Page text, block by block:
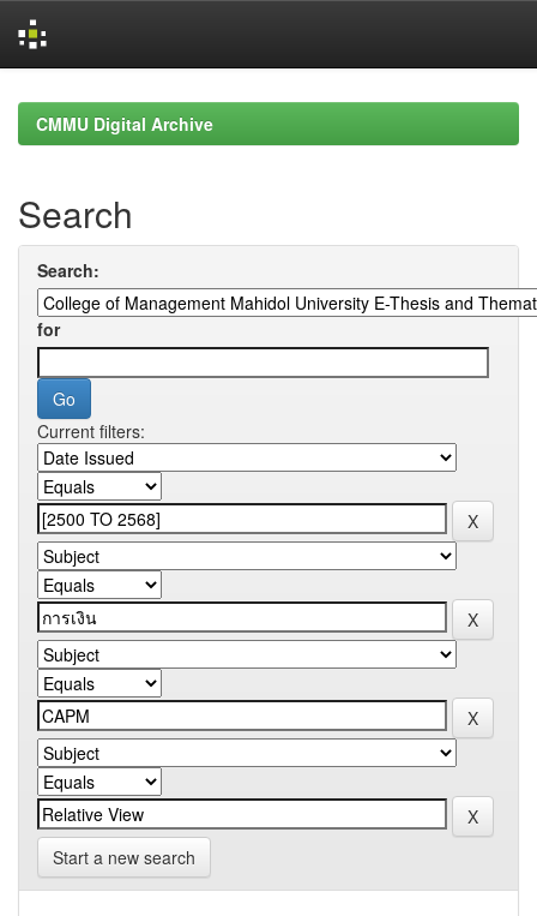
navigationCMMU Digital Archive
Search
Search:
for
Current filters:
Start a new search